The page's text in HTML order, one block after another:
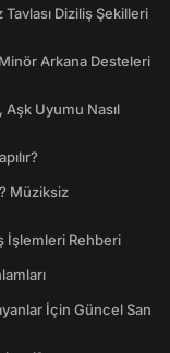
Tavlası Diziliş Şekilleri
Arkana Desteleri
Uyumu Nasıl
Müziksiz
İşlemleri Rehberi
İçin Güncel San